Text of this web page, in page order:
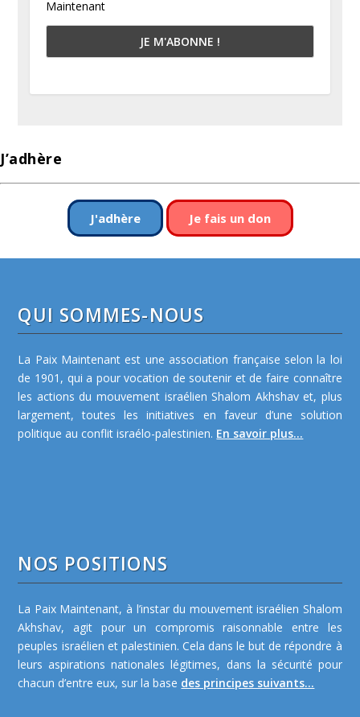
Maintenant
J’adhère
J'adhère Je fais un don
QUI SOMMES-NOUS
La Paix Maintenant est une association française selon la loi
de 1901, qui a pour vocation de soutenir et de faire connaître
les actions du mouvement israélien Shalom Akhshav et, plus
largement, toutes les initiatives en faveur d’une solution
politique au conflit israélo-palestinien. En savoir plus...
NOS POSITIONS
La Paix Maintenant, à l’instar du mouvement israélien Shalom
Akhshav, agit pour un compromis raisonnable entre les
peuples israélien et palestinien. Cela dans le but de répondre à
leurs aspirations nationales légitimes, dans la sécurité pour
chacun d’entre eux, sur la base des principes suivants...